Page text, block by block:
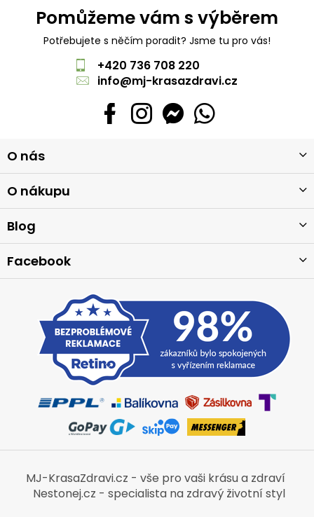
Pomůžeme vám s výběrem
Potřebujete s něčím poradit? Jsme tu pro vás!
+420 736 708 220
info@mj-krasazdravi.cz
á
p
a
t
O nás
O nákupu
Blog
Facebook
MJ-KrasaZdravi.cz - vše pro vaši krásu a zdraví
Nestonej.cz - specialista na zdravý životní styl